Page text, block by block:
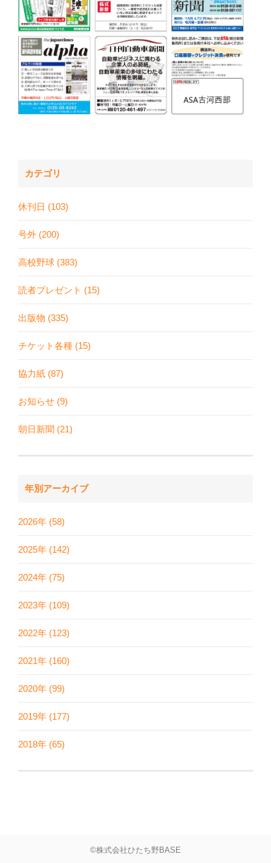
カテゴリ
休刊日 (103)
号外 (200)
高校野球 (383)
読者プレゼント (15)
出版物 (335)
チケット各種 (15)
協力紙 (87)
お知らせ (9)
朝日新聞 (21)
年別アーカイブ
2026年 (58)
2025年 (142)
2024年 (75)
2023年 (109)
2022年 (123)
2021年 (160)
2020年 (99)
2019年 (177)
2018年 (65)
©株式会社ひたち野BASE